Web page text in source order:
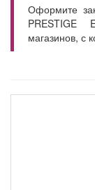
Оформите
PRESTIGE
магазинов, с